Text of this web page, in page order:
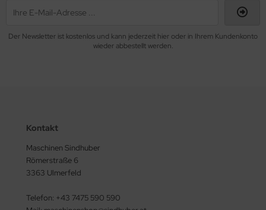
Der Newsletter ist kostenlos und kann jederzeit hier oder in Ihrem Kundenkonto
wieder abbestellt werden.
Kontakt
Maschinen Sindhuber
Römerstraße 6
3363 Ulmerfeld
Telefon: +43 7475 590 590